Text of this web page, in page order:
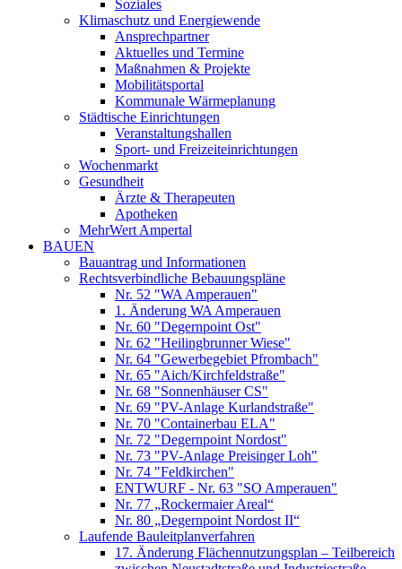
Soziales
Klimaschutz und Energiewende
Ansprechpartner
Aktuelles und Termine
Maßnahmen & Projekte
Mobilitätsportal
Kommunale Wärmeplanung
Städtische Einrichtungen
Veranstaltungshallen
Sport- und Freizeiteinrichtungen
Wochenmarkt
Gesundheit
Ärzte & Therapeuten
Apotheken
MehrWert Ampertal
BAUEN
Bauantrag und Informationen
Rechtsverbindliche Bebauungspläne
Nr. 52 "WA Amperauen"
1. Änderung WA Amperauen
Nr. 60 "Degernpoint Ost"
Nr. 62 "Heilingbrunner Wiese"
Nr. 64 "Gewerbegebiet Pfrombach"
Nr. 65 "Aich/Kirchfeldstraße"
Nr. 68 "Sonnenhäuser CS"
Nr. 69 "PV-Anlage Kurlandstraße"
Nr. 70 "Containerbau ELA"
Nr. 72 "Degernpoint Nordost"
Nr. 73 "PV-Anlage Preisinger Loh"
Nr. 74 "Feldkirchen"
ENTWURF - Nr. 63 "SO Amperauen"
Nr. 77 „Rockermaier Areal“
Nr. 80 „Degernpoint Nordost II“
Laufende Bauleitplanverfahren
17. Änderung Flächennutzungsplan – Teilbereich